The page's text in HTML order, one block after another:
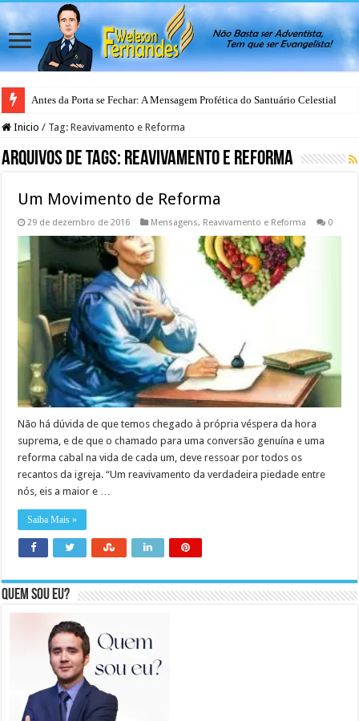
Antes da Porta se Fechar: A Mensagem Profética do Santuário Celestial
Inicio / Tag:Reavivamento e Reforma
Arquivos de Tags: Reavivamento e Reforma
Um Movimento de Reforma
29 de dezembro de 2016 Mensagens, Reavivamento e Reforma 0
Não há dúvida de que temos chegado à própria véspera da hora
suprema, e de que o chamado para uma conversão genuína e uma
reforma cabal na vida de cada um, deve ressoar por todos os
recantos da igreja. “Um reavivamento da verdadeira piedade entre
nós, eis a maior e …
Saiba Mais »
Quem sou eu?